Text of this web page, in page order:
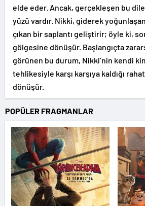
elde eder. Ancak, gerçekleşen bu
yüzü vardır. Nikki, giderek
çıkan bir saplantı geliştirir; öyle ki,
gölgesine dönüşür. Başlangıçta
görünen bu durum, Nikki’nin kendi
tehlikesiyle karşı karşıya kaldığı
dönüşür.
POPÜLER FRAGMANLAR